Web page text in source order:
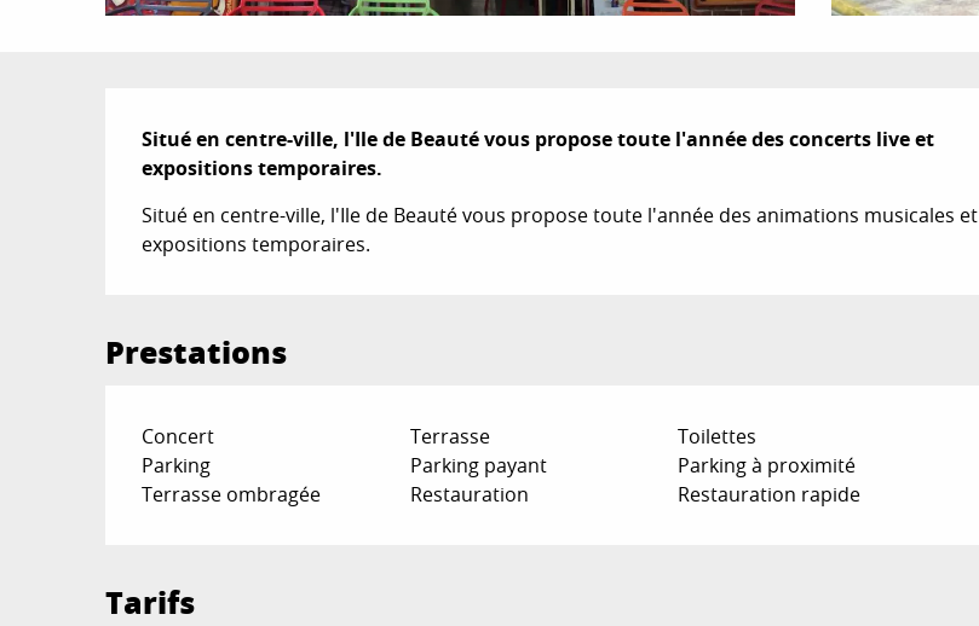
Description
Situé en centre-ville, l'Ile de Beauté vous propose toute l'année des concerts live et
expositions temporaires.
Situé en centre-ville, l'Ile de Beauté vous propose toute l'année des animations musicales et
expositions temporaires.
Prestations
Concert Terrasse
Toilettes
Parking
Parking payant
Parking à proximité
Terrasse ombragée
Restauration Restauration rapide
Tarifs